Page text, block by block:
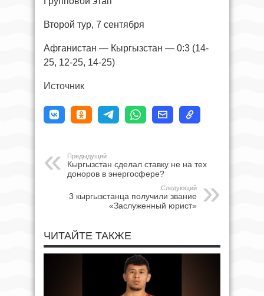
Второй тур, 7 сентября
Афганистан — Кыргызстан — 0:3 (14-
25, 12-25, 14-25)
Источник
Предыдущий
Кыргызстан сделал ставку не на тех
доноров в энергосфере?
Следующий
3 кыргызстанца получили звание
«Заслуженный юрист»
ЧИТАЙТЕ ТАКЖЕ